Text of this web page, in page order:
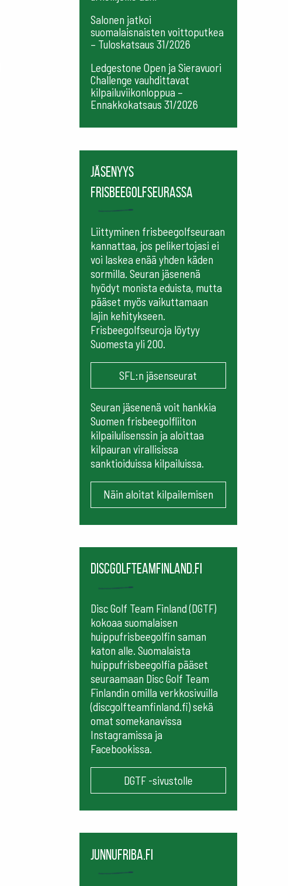
Salonen jatkoi
suomalaisnaisten voittoputkea
– Tuloskatsaus 31/2026
Ledgestone Open ja Sieravuori
Challenge vauhdittavat
kilpailuviikonloppua –
Ennakkokatsaus 31/2026
Jäsenyys
frisbeegolfseurassa
Liittyminen frisbeegolfseuraan
kannattaa, jos pelikertojasi ei
voi laskea enää yhden käden
sormilla. Seuran jäsenenä
hyödyt monista eduista, mutta
pääset myös vaikuttamaan
lajin kehitykseen.
Frisbeegolfseuroja löytyy
Suomesta yli 200.
SFL:n jäsenseurat
Seuran jäsenenä voit hankkia
Suomen frisbeegolfliiton
kilpailulisenssin ja aloittaa
kilpauran virallisissa
sanktioiduissa kilpailuissa.
Näin aloitat kilpailemisen
Discgolfteamfinland.fi
Disc Golf Team Finland (DGTF)
kokoaa suomalaisen
huippufrisbeegolfin saman
katon alle. Suomalaista
huippufrisbeegolfia pääset
seuraamaan Disc Golf Team
Finlandin omilla verkkosivuilla
(discgolfteamfinland.fi) sekä
omat somekanavissa
Instagramissa ja
Facebookissa.
DGTF -sivustolle
Junnufriba.fi